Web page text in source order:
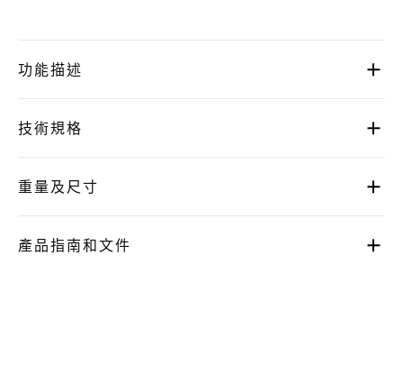
功能描述
技術規格
重量及尺寸
產品指南和文件